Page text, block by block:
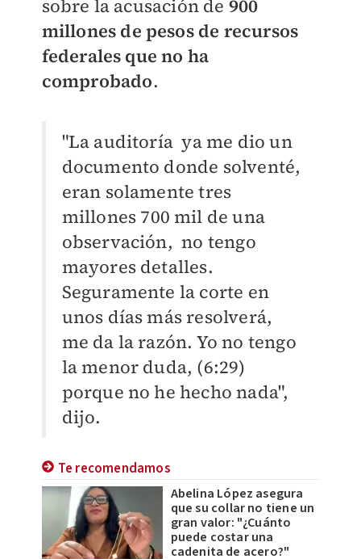
sobre la acusación de 900
millones de pesos de recursos
federales que no ha
comprobado.
"La auditoría ya me dio un
documento donde solventé,
eran solamente tres
millones 700 mil de una
observación, no tengo
mayores detalles.
Seguramente la corte en
unos días más resolverá,
me da la razón. Yo no tengo
la menor duda, (6:29)
porque no he hecho nada",
dijo.
Te recomendamos
Abelina López asegura
que su collar no tiene un
gran valor: "¿Cuánto
puede costar una
cadenita de acero?"